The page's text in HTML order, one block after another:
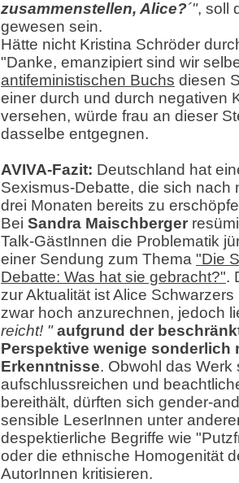
zusammenstellen, Alice?´", soll
gewesen sein.
Hätte nicht Kristina Schröder
"Danke, emanzipiert sind wir
antifeministischen Buchs diesen
einer durch und durch negativen
versehen, würde frau an dieser
dasselbe entgegnen.
AVIVA-Fazit: Deutschland hat
Sexismus-Debatte, die sich nach
drei Monaten bereits zu
Bei Sandra Maischberger
Talk-GästInnen die Problematik
einer Sendung zum Thema "Die
Debatte: Was hat sie gebracht?".
zur Aktualität ist Alice
zwar hoch anzurechnen, jedoch
reicht! " aufgrund der
Perspektive wenige sonderlich
Erkenntnisse. Obwohl das Werk
aufschlussreichen und
bereithält, dürften sich gender-
sensible LeserInnen unter
despektierliche Begriffe wie
oder die ethnische Homogenität
AutorInnen kritisieren.